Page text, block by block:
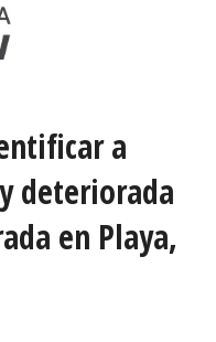
a
deteriorada
en Playa,